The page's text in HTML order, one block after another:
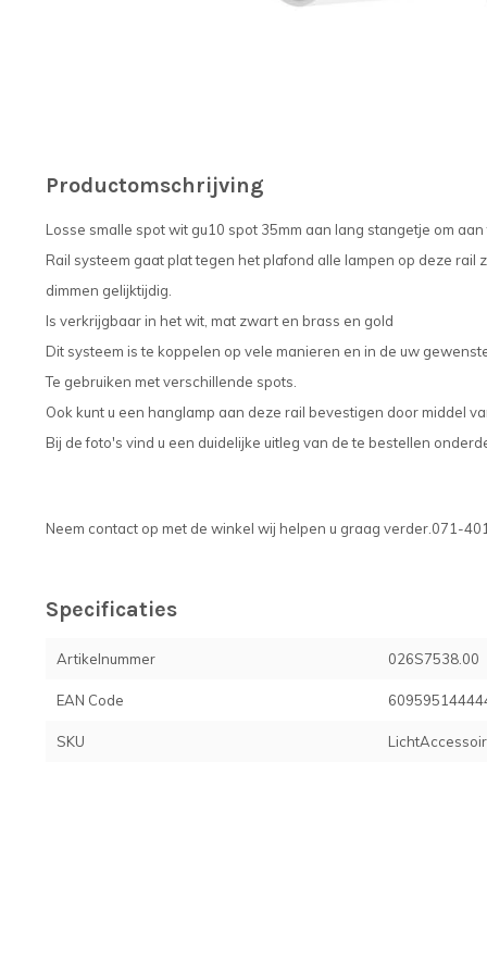
Productomschrijving
Losse smalle spot wit gu10 spot 35mm aan lang stangetje om
Rail systeem gaat plat tegen het plafond alle lampen op deze
dimmen gelijktijdig.
Is verkrijgbaar in het wit, mat zwart en brass en gold
Dit systeem is te koppelen op vele manieren en in de uw
Te gebruiken met verschillende spots.
Ook kunt u een hanglamp aan deze rail bevestigen door middel
Bij de foto's vind u een duidelijke uitleg van de te bestellen
Neem contact op met de winkel wij helpen u graag verder.071-
Specificaties
Artikelnummer 026S7538.00
EAN Code
SKU